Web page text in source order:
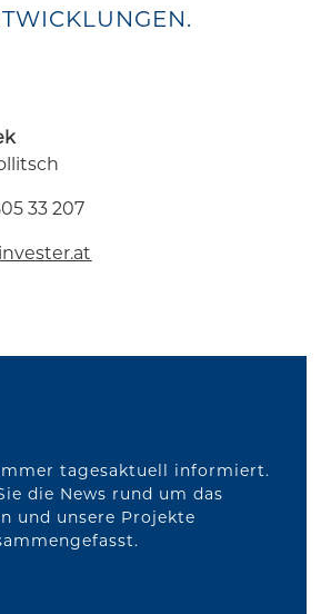
33 207
tagesaktuell informiert.
die News rund um das
und unsere Projekte